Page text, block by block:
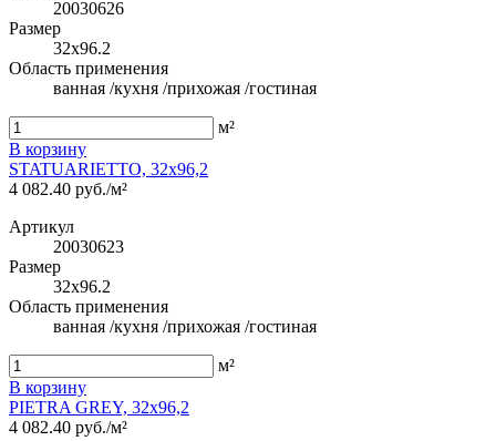
20030626
Размер
32x96.2
Область применения
ванная /кухня /прихожая /гостиная
м²
В корзину
STATUARIETTO, 32x96,2
4 082.40 руб./м²
Артикул
20030623
Размер
32x96.2
Область применения
ванная /кухня /прихожая /гостиная
м²
В корзину
PIETRA GREY, 32x96,2
4 082.40 руб./м²